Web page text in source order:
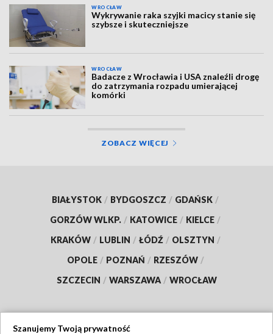
WROCŁAW
Wykrywanie raka szyjki macicy stanie się
szybsze i skuteczniejsze
WROCŁAW
Badacze z Wrocławia i USA znaleźli drogę
do zatrzymania rozpadu umierającej
komórki
ZOBACZ WIĘCEJ
BIAŁYSTOK / BYDGOSZCZ / GDAŃSK /
GORZÓW WLKP. / KATOWICE / KIELCE /
KRAKÓW / LUBLIN / ŁÓDŹ / OLSZTYN /
OPOLE / POZNAŃ / RZESZÓW /
SZCZECIN / WARSZAWA / WROCŁAW
Szanujemy Twoją prywatność